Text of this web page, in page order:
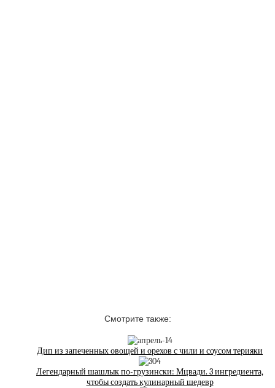
Смотрите также:
Дип из запеченных овощей и орехов с чили и соусом терияки
Легендарный шашлык по-грузински: Мцвади. 3 ингредиента,
чтобы создать кулинарный шедевр